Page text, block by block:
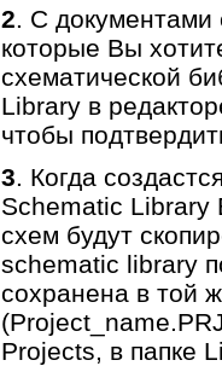
2. С документами
которые Вы
схематической
Library в
чтобы
3. Когда
Schematic Library
схем будут
schematic library
сохранена в той
Projects, в папке